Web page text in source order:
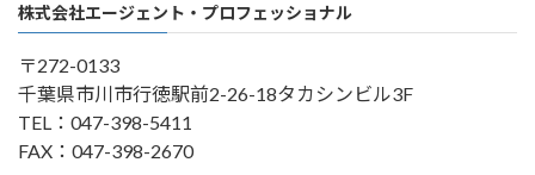
株式会社エージェント・プロフェッショナル
〒272-0133
千葉県市川市行徳駅前2-26-18タカシンビル3F
TEL：047-398-5411
FAX：047-398-2670